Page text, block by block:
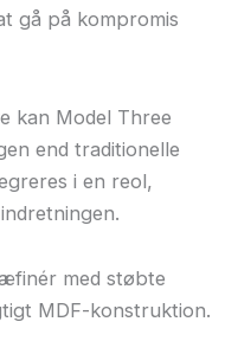
gå på kompromis
kan Model Three
end traditionelle
i en reol,
med støbte
MDF-konstruktion.